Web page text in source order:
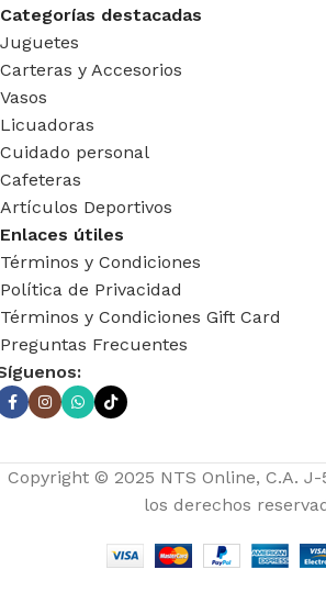
Categorías destacadas
Juguetes
Carteras y Accesorios
Vasos
Licuadoras
Cuidado personal
Cafeteras
Artículos Deportivos
Enlaces útiles
Términos y Condiciones
Política de Privacidad
Términos y Condiciones Gift Card
Preguntas Frecuentes
Copyright © 2025 NTS Online, C.A. J-
los derechos